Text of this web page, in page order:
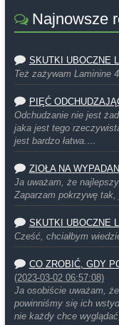
Najnowsze
SKUTKI UBOCZNE
Też zażywam Laminine
PIĘĆ
Odchudzanie nie jest
jaka jest tego
jest bardzo łatwa.…
ZIOŁA NA
Ja uważam, że
Zaparzam pokrzywę
SKUTKI UBOCZNE
Cześć, chciałbym
CO ZROBIĆ, GDY
(2023-03-02 06:57:08)
Ja osobiście uważam,
powinniśmy się ich
nie każdy chce